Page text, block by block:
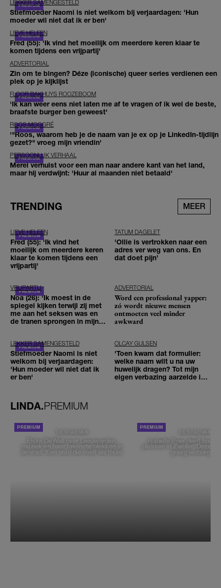
LEKKER SAMENGESTELD
Stiefmoeder Naomi is niet welkom bij verjaardagen: 'Hun
moeder wil niet dat ik er ben'
LIEVE HELEEN
Fred (55): 'Ik vind het moeilijk om meerdere keren klaar te
komen tijdens een vrijpartij'
ADVERTORIAL
Zin om te bingen? Déze (iconische) queer series verdienen een
plek op je kijklijst
FLOOR BAKHUYS ROOZEBOOM
'Ik kan weer eens niet laten me af te vragen of ik wel de beste,
braafste burger ben geweest'
ROOS MOGGRÉ
'"Roos, waarom heb je de naam van je ex op je LinkedIn-tijdlijn
gezet?" vroeg mijn vriendin'
PERSOONLIJK VERHAAL
Merel verhuist voor een man naar andere kant van het land,
maar hij verdwijnt: 'Huur al maanden niet betaald'
TRENDING MEER
LIEVE HELEEN
Fred (55): 'Ik vind het
moeilijk om meerdere keren
klaar te komen tijdens een
vrijpartij'
TATUM DAGELET
'Ollie is vertrokken naar een
adres ver weg van ons. En
dat doet pijn’
VRIJPARTIJ
Noa (26): 'Ik moest in de
spiegel kijken terwijl zij met
me aan het seksen was en
de tranen sprongen in mijn
ADVERTORIAL
Word een professional yapper:
zó wordt nieuwe mensen
ontmoeten veel minder
awkward
LEKKER SAMENGESTELD
Stiefmoeder Naomi is niet
welkom bij verjaardagen:
'Hun moeder wil niet dat ik
er ben'
OLCAY GULSEN
'Toen kwam dat formulier:
welke naam wilt u na uw
huwelijk dragen? Tot mijn
eigen verbazing aarzelde ik
LINDA.PREMIUM
DE STAD VAN
Elske DeWall over Leeuwarden,
muziek en haar favoriete plekken in
de stad: 'Een stad die voelt als thuis'
DE STAD VAN
Isabelle Boer deelt haar
plekken in Zwolle: 'Deze
graag verborgen'